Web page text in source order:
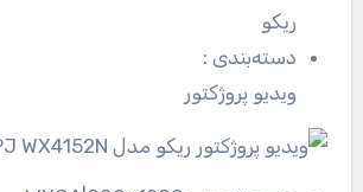
ریکو
دسته‌بندی:
ویدیو پروژکتور